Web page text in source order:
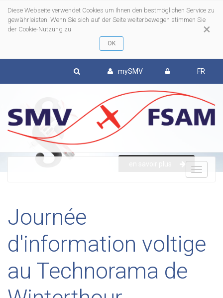
×
Diese Webseite verwendet Cookies um Ihnen den bestmöglichen Service zu
gewährleisten. Wenn Sie sich auf der Seite weiterbewegen stimmen Sie
der Cookie-Nutzung zu
mySMV FR
Journée
d'information voltige
au Technorama de